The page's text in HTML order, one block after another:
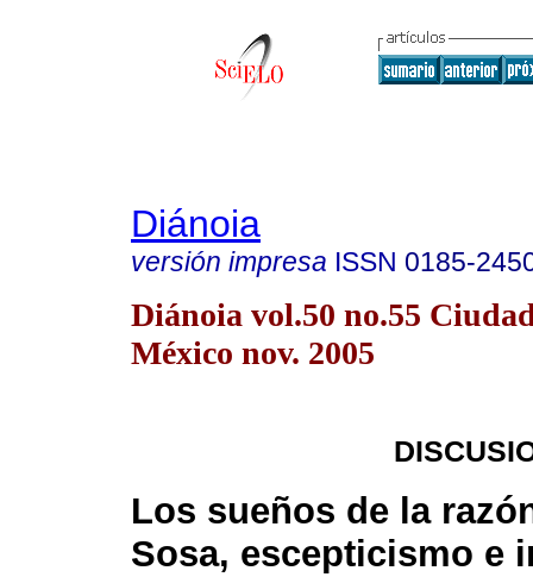
Diánoia
versión impresa ISSN 0185-
Diánoia vol.50 no.55
México nov. 2005
Los sueños de la
Sosa, escepticismo e